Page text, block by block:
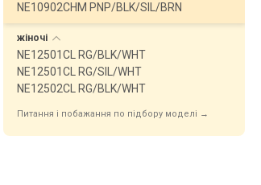
Південна Корея
Південна Корея
NE10902CHM PNP/BLK/SIL/BRN
жіночі
NE12501CL RG/BLK/WHT
NE12501CL RG/SIL/WHT
NE12502CL RG/BLK/WHT
Питання і побажання по підбору моделі →